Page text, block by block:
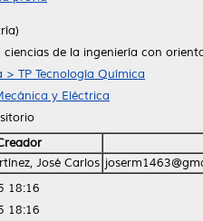
ciencias de la ingeniería con
> TP Tecnología Química
y Eléctrica
José Carlos
18:16
18:16